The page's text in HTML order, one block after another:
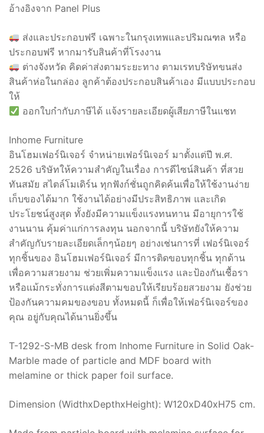
อ้างอิงจาก Panel Plus
ส่งและประกอบฟรี เฉพาะในกรุงเทพและปริมณฑล หรือ
ประกอบฟรี หากมารับสินค้าที่โรงงาน
ต่างจังหวัด คิดค่าส่งตามระยะทาง ตามเรทบริษัทขนส่ง
สินค้าห่อในกล่อง ลูกค้าต้องประกอบสินค้าเอง มีแบบประกอบ
ให้
ออกใบกำกับภาษีได้ แจ้งรายละเอียดผู้เสียภาษีในแชท
Inhome Furniture
อินโฮมเฟอร์นิเจอร์ จำหน่ายเฟอร์นิเจอร์ มาตั้งแต่ปี พ.ศ.
2526 บริษัทให้ความสำคัญในเรื่อง การดีไซน์สินค้า ที่สวย
ทันสมัย สไตล์โมเดิร์น ทุกฟังก์ชั่นถูกคิดค้นเพื่อให้ใช้งานง่าย
เก็บของได้มาก ใช้งานได้อย่างมีประสิทธิภาพ และเกิด
ประโยชน์สูงสุด ทั้งยังมีความแข็งแรงทนทาน มีอายุการใช้
งานนาน คุ้มค่าแก่การลงทุน นอกจากนี้ บริษัทยังให้ความ
สำคัญกับรายละเอียดเล็กๆน้อยๆ อย่างเช่นการที่ เฟอร์นิเจอร์
ทุกชิ้นของ อินโฮมเฟอร์นิเจอร์ มีการติดขอบทุกชิ้น ทุกด้าน
เพื่อความสวยงาม ช่วยเพิ่มความแข็งแรง และป้องกันเชื้อรา
หรือแม้กระทั่งการแต่งสีตามขอบให้เรียบร้อยสวยงาม ยังช่วย
ป้องกันความคมของขอบ ทั้งหมดนี้ ก็เพื่อให้เฟอร์นิเจอร์ของ
คุณ อยู่กับคุณได้นานยิ่งขึ้น
T-1292-S-MB desk from Inhome Furniture in Solid Oak-
Marble made of particle and MDF board with
melamine or thick paper foil surface.
Dimension (WidthxDepthxHeight): W120xD40xH75 cm.